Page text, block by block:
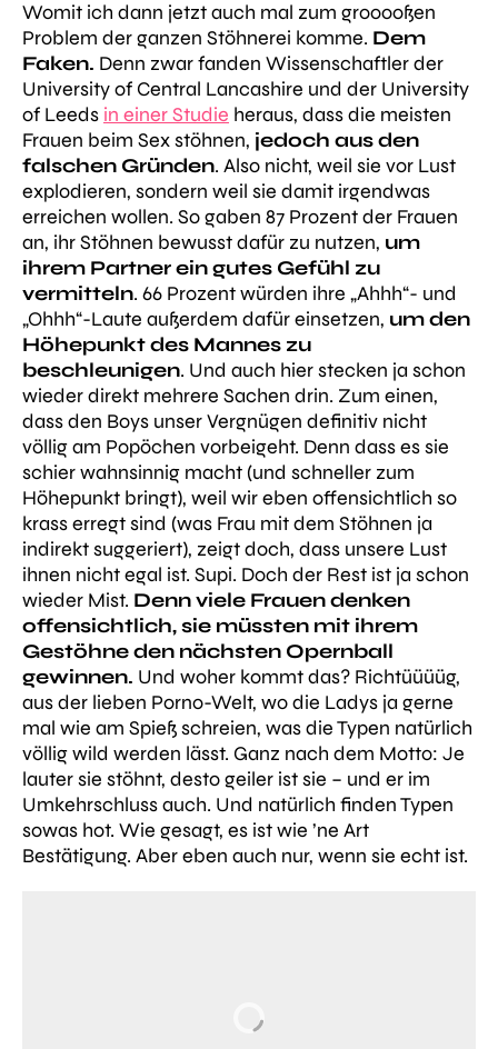
Womit ich dann jetzt auch mal zum grooooßen
Problem der ganzen Stöhnerei komme. Dem
Faken. Denn zwar fanden Wissenschaftler der
University of Central Lancashire und der University
of Leeds in einer Studie heraus, dass die meisten
Frauen beim Sex stöhnen, jedoch aus den
falschen Gründen. Also nicht, weil sie vor Lust
explodieren, sondern weil sie damit irgendwas
erreichen wollen. So gaben 87 Prozent der Frauen
an, ihr Stöhnen bewusst dafür zu nutzen, um
ihrem Partner ein gutes Gefühl zu
vermitteln. 66 Prozent würden ihre „Ahhh“- und
„Ohhh“-Laute außerdem dafür einsetzen, um den
Höhepunkt des Mannes zu
beschleunigen. Und auch hier stecken ja schon
wieder direkt mehrere Sachen drin. Zum einen,
dass den Boys unser Vergnügen definitiv nicht
völlig am Popöchen vorbeigeht. Denn dass es sie
schier wahnsinnig macht (und schneller zum
Höhepunkt bringt), weil wir eben offensichtlich so
krass erregt sind (was Frau mit dem Stöhnen ja
indirekt suggeriert), zeigt doch, dass unsere Lust
ihnen nicht egal ist. Supi. Doch der Rest ist ja schon
wieder Mist. Denn viele Frauen denken
offensichtlich, sie müssten mit ihrem
Gestöhne den nächsten Opernball
gewinnen. Und woher kommt das? Richtüüüüg,
aus der lieben Porno-Welt, wo die Ladys ja gerne
mal wie am Spieß schreien, was die Typen natürlich
völlig wild werden lässt. Ganz nach dem Motto: Je
lauter sie stöhnt, desto geiler ist sie – und er im
Umkehrschluss auch. Und natürlich finden Typen
sowas hot. Wie gesagt, es ist wie ’ne Art
Bestätigung. Aber eben auch nur, wenn sie echt ist.